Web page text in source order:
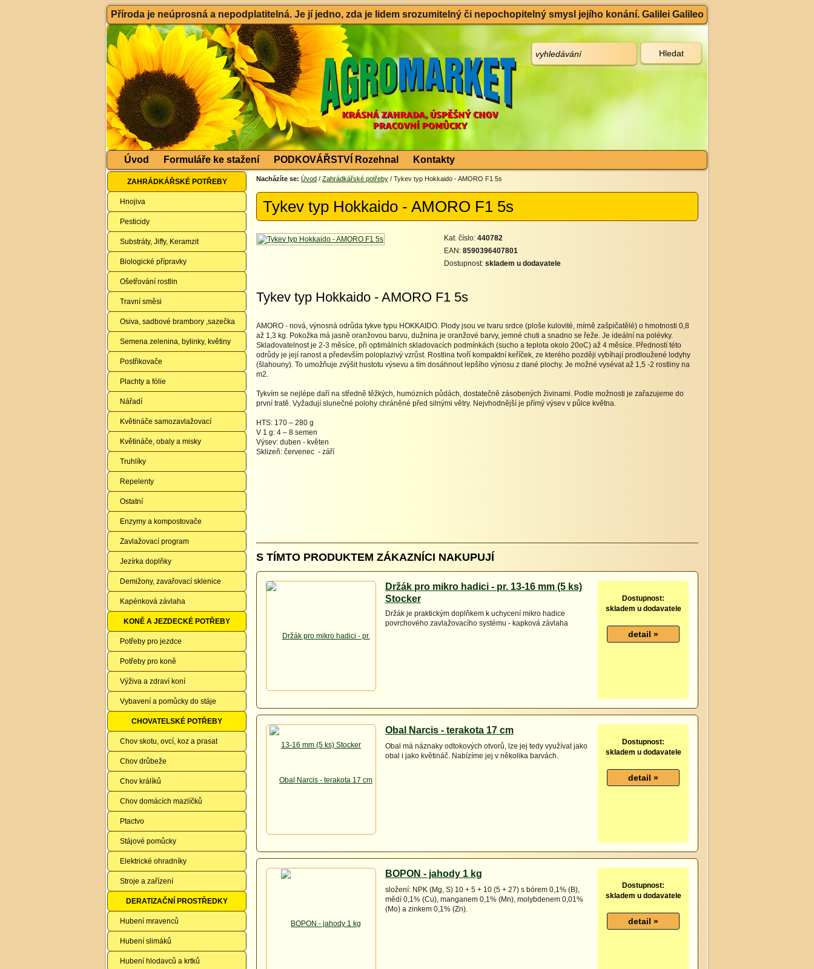
Příroda je neúprosná a nepodplatitelná. Je jí jedno, zda je lidem srozumitelný či nepochopitelný smysl jejího konání. Galilei Galileo
Úvod Formuláře ke stažení PODKOVÁŘSTVÍ Rozehnal Kontakty
ZAHRÁDKÁŘSKÉ POTŘEBY
Hnojiva
Pesticidy
Substráty, Jiffy, Keramzit
Biologické přípravky
Ošetřování rostlin
Travní směsi
Osiva, sadbové brambory ,sazečka
Semena zelenina, bylinky, květiny
Postřikovače
Plachty a fólie
Nářadí
Květináče samozavlažovací
Květináče, obaly a misky
Truhlíky
Repelenty
Ostatní
Enzymy a kompostovače
Zavlažovací program
Jezírka doplňky
Demižony, zavařovací sklenice
Kapénková závlaha
KONĚ A JEZDECKÉ POTŘEBY
Potřeby pro jezdce
Potřeby pro koně
Výživa a zdraví koní
Vybavení a pomůcky do stáje
CHOVATELSKÉ POTŘEBY
Chov skotu, ovcí, koz a prasat
Chov drůbeže
Chov králíků
Chov domácích mazlíčků
Ptactvo
Stájové pomůcky
Elektrické ohradníky
Stroje a zařízení
DERATIZAČNÍ PROSTŘEDKY
Hubení mravenců
Hubení slimáků
Hubení hlodavců a krtků
Nacházíte se: Úvod / Zahrádkářské potřeby / Tykev typ Hokkaido - AMORO F1 5s
Tykev typ Hokkaido - AMORO F1 5s
Kat. číslo: 440782
EAN: 8590396407801
Dostupnost: skladem u dodavatele
Tykev typ Hokkaido - AMORO F1 5s
AMORO - nová, výnosná odrůda tykve typu HOKKAIDO. Plody jsou ve tvaru srdce (ploše kulovité, mírně zašpičatělé) o hmotnosti 0,8
až 1,3 kg. Pokožka má jasně oranžovou barvu, dužnina je oranžové barvy, jemné chuti a snadno se řeže. Je ideální na polévky.
Skladovatelnost je 2-3 měsíce, při optimálních skladovacích podmínkách (sucho a teplota okolo 20oC) až 4 měsíce. Předností této
odrůdy je její ranost a především poloplazivý vzrůst. Rostlina tvoří kompaktní keříček, ze kterého později vybíhají prodloužené lodyhy
(šlahouny). To umožňuje zvýšit hustotu výsevu a tím dosáhnout lepšího výnosu z dané plochy. Je možné vysévat až 1,5 -2 rostliny na
m2.
Tykvím se nejlépe daří na středně těžkých, humózních půdách, dostatečně zásobených živinami. Podle možnosti je zařazujeme do
první tratě. Vyžadují slunečné polohy chráněné před silnými větry. Nejvhodnější je přímý výsev v půlce května.
HTS: 170 – 280 g
V 1 g: 4 – 8 semen
Výsev: duben - květen
Sklizeň: červenec - září
S TÍMTO PRODUKTEM ZÁKAZNÍCI NAKUPUJÍ
Držák pro mikro hadici - pr. 13-16 mm (5 ks)
Stocker
Držák je praktickým doplňkem k uchycení mikro hadice
povrchového zavlažovacího systému - kapková závlaha
Dostupnost:
skladem u dodavatele
Obal Narcis - terakota 17 cm
Obal má náznaky odtokových otvorů, lze jej tedy využívat jako
obal i jako květináč. Nabízíme jej v několika barvách.
Dostupnost:
skladem u dodavatele
BOPON - jahody 1 kg
složení: NPK (Mg, S) 10 + 5 + 10 (5 + 27) s bórem 0,1% (B),
mědí 0,1% (Cu), manganem 0,1% (Mn), molybdenem 0,01%
(Mo) a zinkem 0,1% (Zn).
Dostupnost:
skladem u dodavatele